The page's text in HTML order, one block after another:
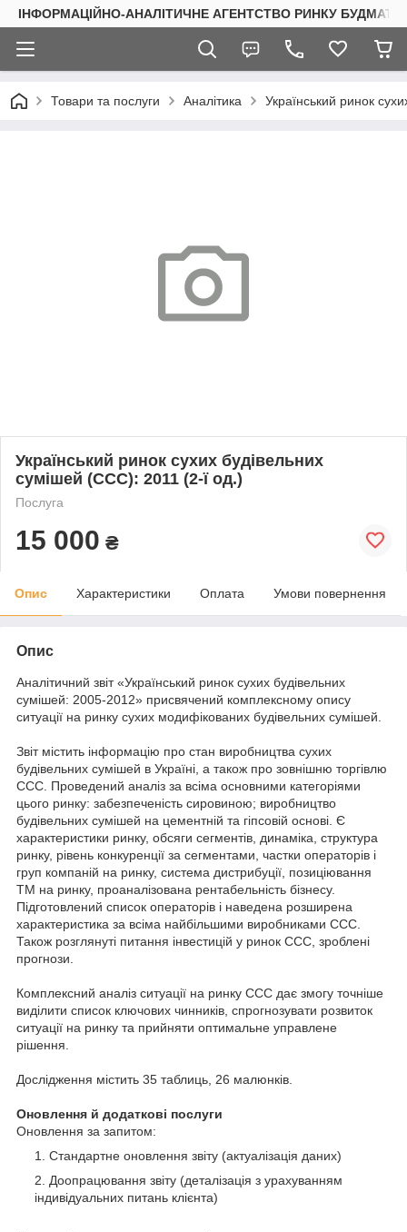
ІНФОРМАЦІЙНО-АНАЛІТИЧНЕ АГЕНТСТВО РИНКУ
Товари та послуги Аналітика Український ринок
Український ринок сухих будівельних
сумішей (CCC): 2011 (2-ї од.)
Послуга
15 000 ₴
Опис Характеристики Оплата Умови повернення
Опис
Аналітичний звіт «Український ринок сухих будівельних
сумішей: 2005-2012» присвячений комплексному опису
ситуації на ринку сухих модифікованих будівельних сумішей.
Звіт містить інформацію про стан виробництва сухих
будівельних сумішей в Україні, а також про зовнішню торгівлю
ССС. Проведений аналіз за всіма основними категоріями
цього ринку: забезпеченість сировиною; виробництво
будівельних сумішей на цементній та гіпсовій основі. Є
характеристики ринку, обсяги сегментів, динаміка, структура
ринку, рівень конкуренції за сегментами, частки операторів і
груп компаній на ринку, система дистрибуції, позиціювання
ТМ на ринку, проаналізована рентабельність бізнесу.
Підготовлений список операторів і наведена розширена
характеристика за всіма найбільшими виробниками ССС.
Також розглянуті питання інвестицій у ринок ССС, зроблені
прогнози.
Комплексний аналіз ситуації на ринку ССС дає змогу точніше
виділити список ключових чинників, спрогнозувати розвиток
ситуації на ринку та прийняти оптимальне управлене
рішення.
Дослідження містить 35 таблиць, 26 малюнків.
Оновлення й додаткові послуги
Оновлення за запитом:
Стандартне оновлення звіту (актуалізація даних)
Доопрацювання звіту (деталізація з урахуванням
індивідуальних питань клієнта)